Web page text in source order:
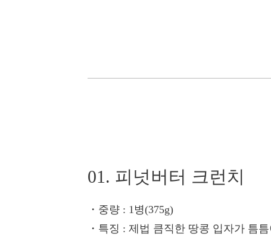
01. 피넛버터 크런치
・중량 : 1병(375g)
・특징 : 제법 큼직한 땅콩 입자가 틈